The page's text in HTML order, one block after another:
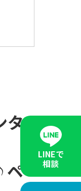
LINEで
相談
タ
ペ